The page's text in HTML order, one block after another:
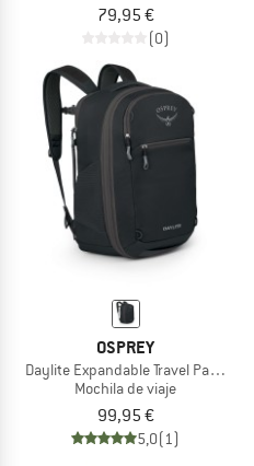
79,95 €
(0)
OSPREY
Daylite Expandable Travel Pack 26+6
Mochila de viaje
99,95 €
5,0(1)